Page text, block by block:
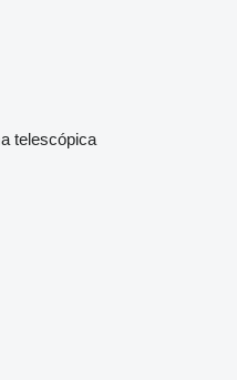
telescópica